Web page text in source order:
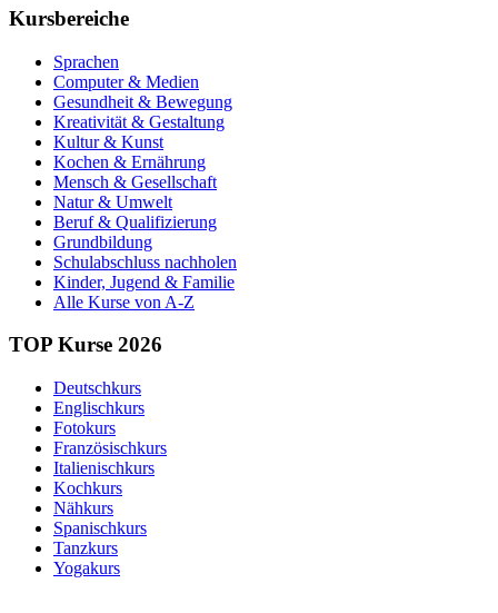
Kursbereiche
Sprachen
Computer & Medien
Gesundheit & Bewegung
Kreativität & Gestaltung
Kultur & Kunst
Kochen & Ernährung
Mensch & Gesellschaft
Natur & Umwelt
Beruf & Qualifizierung
Grundbildung
Schulabschluss nachholen
Kinder, Jugend & Familie
Alle Kurse von A-Z
TOP Kurse 2026
Deutschkurs
Englischkurs
Fotokurs
Französischkurs
Italienischkurs
Kochkurs
Nähkurs
Spanischkurs
Tanzkurs
Yogakurs